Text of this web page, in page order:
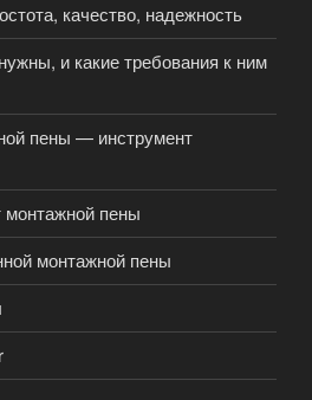
качество, надежность
и какие требования к ним
пены — инструмент
пены
монтажной пены